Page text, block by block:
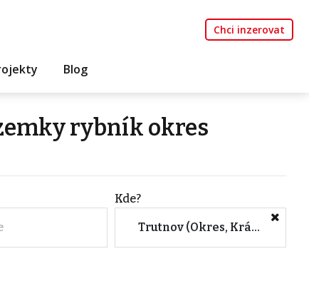
Chci inzerovat
Blog
rybník okres
Kde?
Trutnov (Okres, Královéhradecký kraj)